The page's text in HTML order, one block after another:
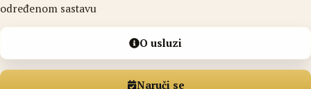
određenom sastavu
O usluzi
Naruči se